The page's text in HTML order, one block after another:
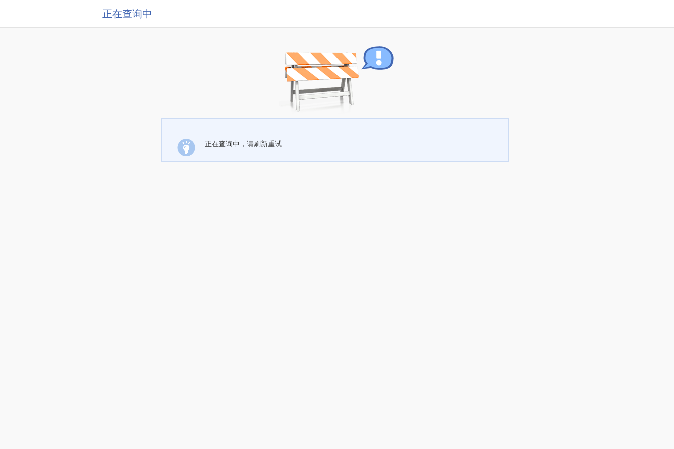
正在查询中
正在查询中，请刷新重试